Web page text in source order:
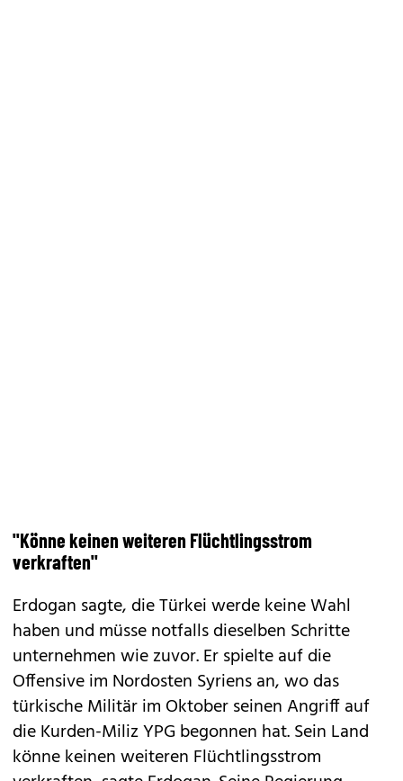
"Könne keinen weiteren Flüchtlingsstrom
verkraften"
Erdogan sagte, die Türkei werde keine Wahl
haben und müsse notfalls dieselben Schritte
unternehmen wie zuvor. Er spielte auf die
Offensive im Nordosten Syriens an, wo das
türkische Militär im Oktober seinen Angriff auf
die Kurden-Miliz YPG begonnen hat. Sein Land
könne keinen weiteren Flüchtlingsstrom